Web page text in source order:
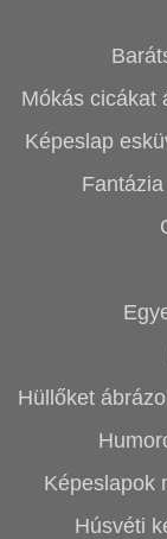
Mókás cicákat
Képeslap
Hüllőket
Képeslapok
Húsvéti